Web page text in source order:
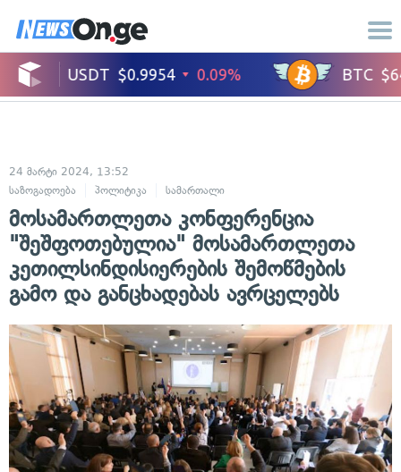
24 მარტი 2024, 13:52
საზოგადოება
პოლიტიკა სამართალი
მოსამართლეთა კონფერენცია
"შეშფოთებულია" მოსამართლეთა
კეთილსინდისიერების შემოწმების
გამო და განცხადებას ავრცელებს